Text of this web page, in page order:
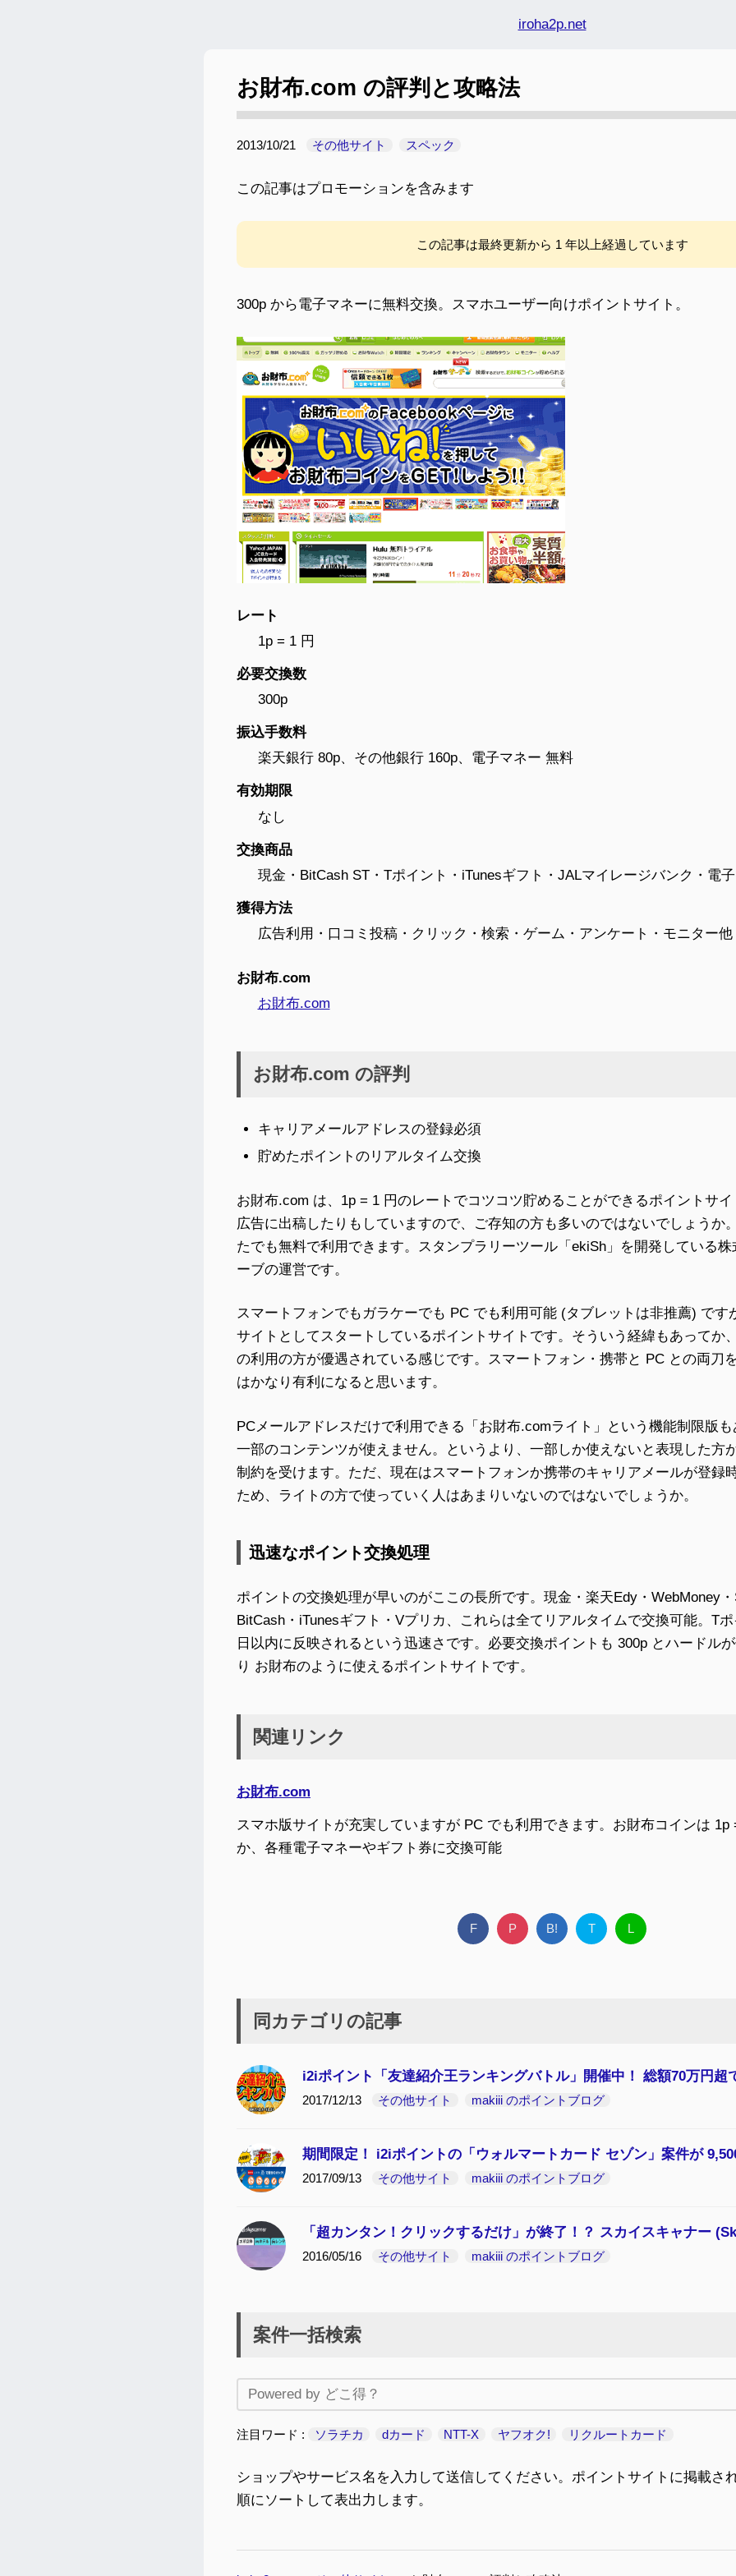
お財布.com の評判と攻略法
2013/10/21 その他サイト スペック
この記事はプロモーションを含みます
この記事は最終更新から 1 年以上経過しています
300p から電子マネーに無料交換。スマホユーザー向けポイントサイト。
レート
1p = 1 円
必要交換数
300p
振込手数料
楽天銀行 80p、その他銀行 160p、電子マネー 無料
有効期限
なし
交換商品
現金・BitCash ST・Tポイント・iTunesギフト・JALマイレージバンク・電
獲得方法
広告利用・口コミ投稿・クリック・検索・ゲーム・アンケート・モニター他
お財布.com
お財布.com
お財布.com の評判
キャリアメールアドレスの登録必須
貯めたポイントのリアルタイム交換
お財布.com は、1p = 1 円のレートでコツコツ貯めることができるポイントサ
広告に出稿したりもしていますので、ご存知の方も多いのではないでしょうか
たでも無料で利用できます。スタンプラリーツール「ekiSh」を開発している株
ーブの運営です。
スマートフォンでもガラケーでも PC でも利用可能 (タブレットは非推薦) です
サイトとしてスタートしているポイントサイトです。そういう経緯もあってか
の利用の方が優遇されている感じです。スマートフォン・携帯と PC との両刀
はかなり有利になると思います。
PCメールアドレスだけで利用できる「お財布.comライト」という機能制限版
一部のコンテンツが使えません。というより、一部しか使えないと表現した方
制約を受けます。ただ、現在はスマートフォンか携帯のキャリアメールが登録
ため、ライトの方で使っていく人はあまりいないのではないでしょうか。
迅速なポイント交換処理
ポイントの交換処理が早いのがここの長所です。現金・楽天Edy・WebMoney・
BitCash・iTunesギフト・Vプリカ、これらは全てリアルタイムで交換可能。T
日以内に反映されるという迅速さです。必要交換ポイントも 300p とハードル
り お財布のように使えるポイントサイトです。
関連リンク
お財布.com
スマホ版サイトが充実していますが PC でも利用できます。お財布コインは 1p
か、各種電子マネーやギフト券に交換可能
F P B! T L
同カテゴリの記事
i2iポイント「友達紹介王ランキングバトル」開催中！ 総額70万円超
2017/12/13 その他サイト makiii のポイントブログ
期間限定！ i2iポイントの「ウォルマートカード セゾン」案件が
2017/09/13 その他サイト makiii のポイントブログ
「超カンタン！クリックするだけ」が終了！？ スカイスキャナー
2016/05/16 その他サイト makiii のポイントブログ
案件一括検索
注目ワード ソラチカ dカード NTT-X ヤフオク! リクルートカード
ショップやサービス名を入力して送信してください。ポイントサイトに掲載さ
順にソートして表出力します。
iroha2p.net